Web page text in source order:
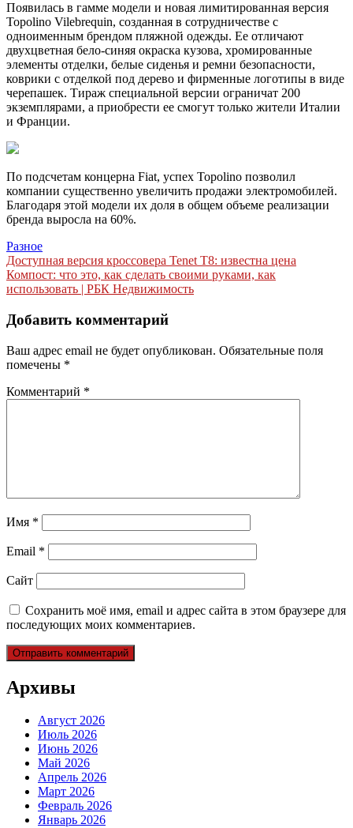
Появилась в гамме модели и новая лимитированная версия
Topolino Vilebrequin, созданная в сотрудничестве с
одноименным брендом пляжной одежды. Ее отличают
двухцветная бело-синяя окраска кузова, хромированные
элементы отделки, белые сиденья и ремни безопасности,
коврики с отделкой под дерево и фирменные логотипы в виде
черепашек. Тираж специальной версии ограничат 200
экземплярами, а приобрести ее смогут только жители Италии
и Франции.
По подсчетам концерна Fiat, успех Topolino позволил
компании существенно увеличить продажи электромобилей.
Благодаря этой модели их доля в общем объеме реализации
бренда выросла на 60%.
Разное
Навигация
по
Доступная версия кроссовера Tenet T8: известна цена
Компост: что это, как сделать своими руками, как
использовать | РБК Недвижимость
Добавить комментарий
Ваш адрес email не будет опубликован. Обязательные поля
помечены *
Комментарий *
Имя *
Email *
Сайт
Сохранить моё имя, email и адрес сайта в этом браузере для
последующих моих комментариев.
Архивы
Август 2026
Июль 2026
Июнь 2026
Май 2026
Апрель 2026
Март 2026
Февраль 2026
Январь 2026